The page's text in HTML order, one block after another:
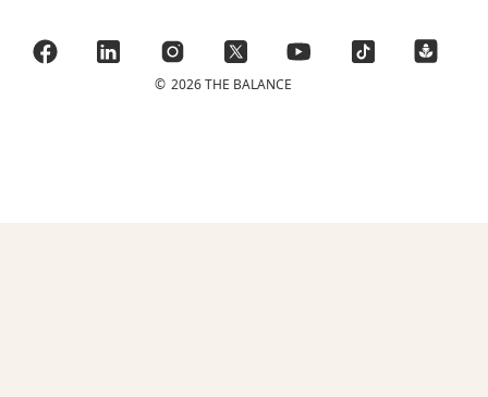
© 2026 THE BALANCE